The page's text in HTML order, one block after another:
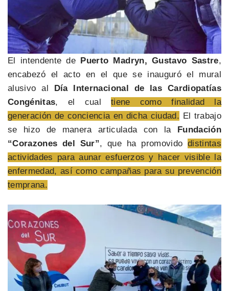
El intendente de Puerto Madryn, Gustavo Sastre,
encabezó el acto en el que se inauguró el mural
alusivo al Día Internacional de las Cardiopatías
Congénitas, el cual tiene como finalidad la
generación de conciencia en dicha ciudad. El trabajo
se hizo de manera articulada con la Fundación
“Corazones del Sur”, que ha promovido distintas
actividades para aunar esfuerzos y hacer visible la
enfermedad, así como campañas para su prevención
temprana.